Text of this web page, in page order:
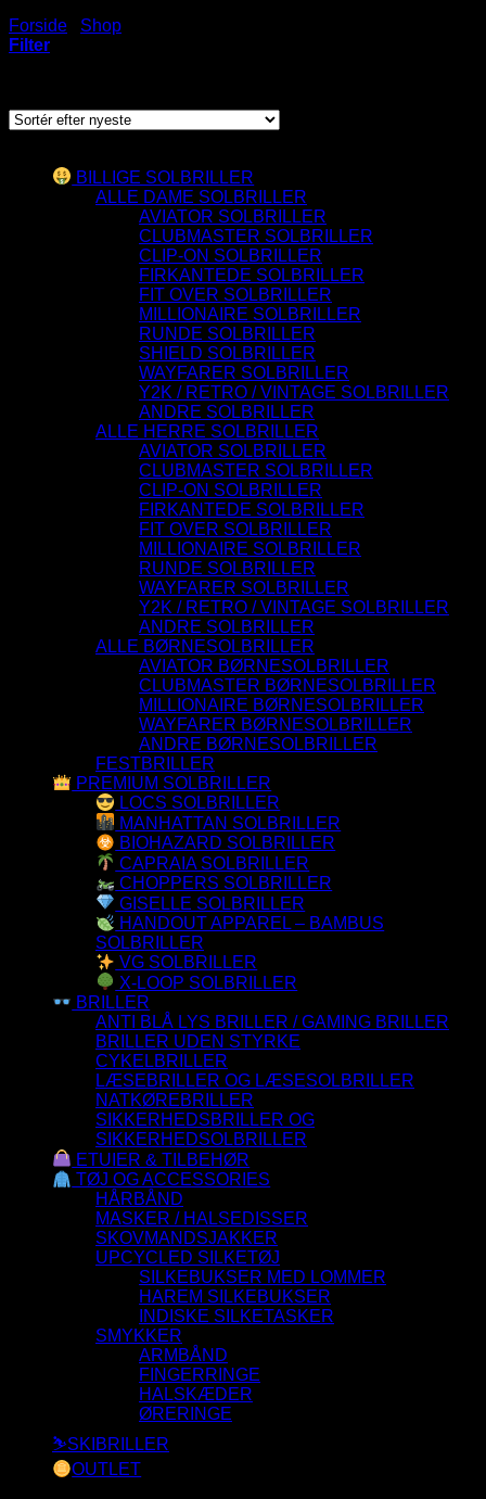
Forside
Shop
Filter
BILLIGE SOLBRILLER
ALLE DAME SOLBRILLER
AVIATOR SOLBRILLER
CLUBMASTER SOLBRILLER
CLIP-ON SOLBRILLER
FIRKANTEDE SOLBRILLER
FIT OVER SOLBRILLER
MILLIONAIRE SOLBRILLER
RUNDE SOLBRILLER
SHIELD SOLBRILLER
WAYFARER SOLBRILLER
Y2K / RETRO / VINTAGE SOLBRILLER
ANDRE SOLBRILLER
ALLE HERRE SOLBRILLER
AVIATOR SOLBRILLER
CLUBMASTER SOLBRILLER
CLIP-ON SOLBRILLER
FIRKANTEDE SOLBRILLER
FIT OVER SOLBRILLER
MILLIONAIRE SOLBRILLER
RUNDE SOLBRILLER
WAYFARER SOLBRILLER
Y2K / RETRO / VINTAGE SOLBRILLER
ANDRE SOLBRILLER
ALLE BØRNESOLBRILLER
AVIATOR BØRNESOLBRILLER
CLUBMASTER BØRNESOLBRILLER
MILLIONAIRE BØRNESOLBRILLER
WAYFARER BØRNESOLBRILLER
ANDRE BØRNESOLBRILLER
FESTBRILLER
PREMIUM SOLBRILLER
LOCS SOLBRILLER
MANHATTAN SOLBRILLER
BIOHAZARD SOLBRILLER
CAPRAIA SOLBRILLER
CHOPPERS SOLBRILLER
GISELLE SOLBRILLER
HANDOUT APPAREL – BAMBUS
SOLBRILLER
VG SOLBRILLER
X-LOOP SOLBRILLER
BRILLER
ANTI BLÅ LYS BRILLER / GAMING BRILLER
BRILLER UDEN STYRKE
CYKELBRILLER
LÆSEBRILLER OG LÆSESOLBRILLER
NATKØREBRILLER
SIKKERHEDSBRILLER OG
SIKKERHEDSOLBRILLER
ETUIER & TILBEHØR
TØJ OG ACCESSORIES
HÅRBÅND
MASKER / HALSEDISSER
SKOVMANDSJAKKER
UPCYCLED SILKETØJ
SILKEBUKSER MED LOMMER
HAREM SILKEBUKSER
INDISKE SILKETASKER
SMYKKER
ARMBÅND
FINGERRINGE
HALSKÆDER
ØRERINGE
⛷️SKIBRILLER
OUTLET